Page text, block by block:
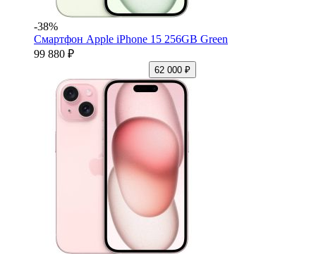
-38%
Смартфон Apple iPhone 15 256GB Green
99 880 ₽
62 000 ₽